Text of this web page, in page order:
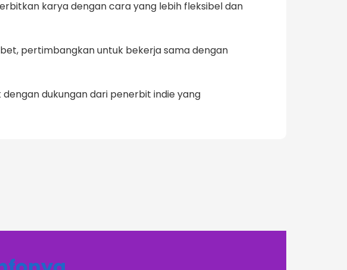
karya dengan cara yang lebih fleksibel dan
pertimbangkan untuk bekerja sama dengan
dukungan dari penerbit indie yang